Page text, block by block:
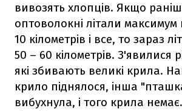
вивозять хлопців. Якщо
оптоволокні літали максимум
10 кілометрів і все, то зараз
50 – 60 кілометрів. З'явилися
які збивають великі крила.
крило піднялося, інша
вибухнула, і того крила